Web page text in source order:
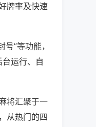
牌率及快速
”等功能，
运行、自
将汇聚于一
从热门的四